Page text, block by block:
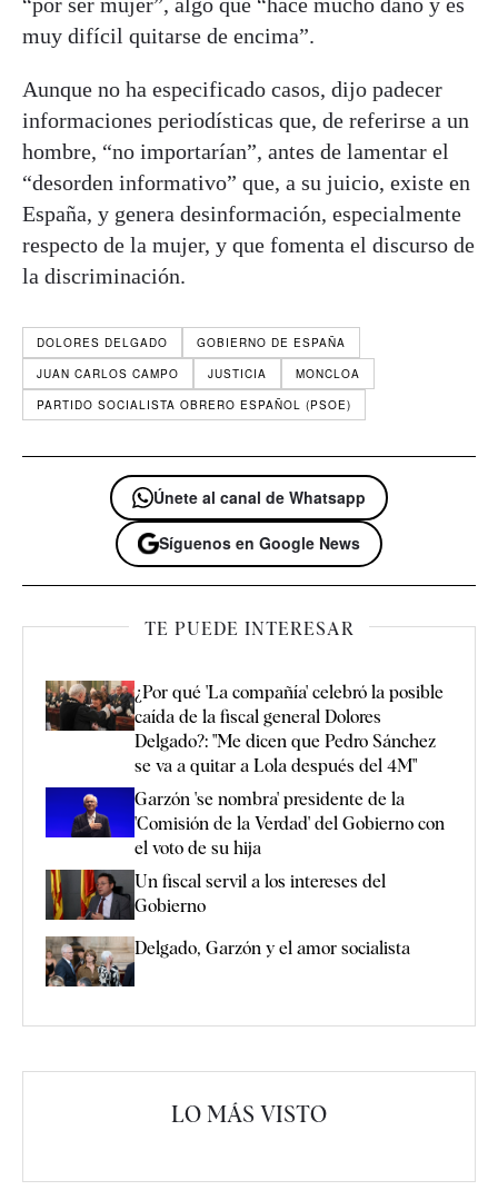
muy difícil quitarse de encima”.
Aunque no ha especificado casos, dijo padecer
informaciones periodísticas que, de referirse a un
hombre, “no importarían”, antes de lamentar el
“desorden informativo” que, a su juicio, existe en
España, y genera desinformación, especialmente
respecto de la mujer, y que fomenta el discurso de
la discriminación.
DOLORES DELGADO
GOBIERNO DE ESPAÑA
JUAN CARLOS CAMPO
JUSTICIA
MONCLOA
PARTIDO SOCIALISTA OBRERO ESPAÑOL (PSOE)
Únete al canal de Whatsapp
Síguenos en Google News
TE PUEDE INTERESAR
¿Por qué 'La compañía' celebró la posible
caída de la fiscal general Dolores
Delgado?: "Me dicen que Pedro Sánchez
se va a quitar a Lola después del 4M"
Garzón 'se nombra' presidente de la
'Comisión de la Verdad' del Gobierno con
el voto de su hija
Un fiscal servil a los intereses del
Gobierno
Delgado, Garzón y el amor socialista
LO MÁS VISTO